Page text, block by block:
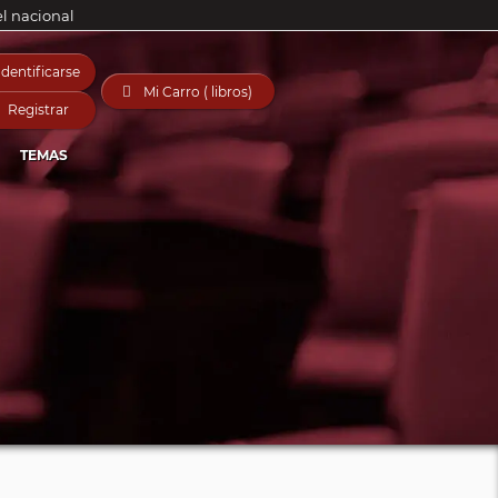
nacional
Registrar
 Mi Carro ( libros)
TEMAS